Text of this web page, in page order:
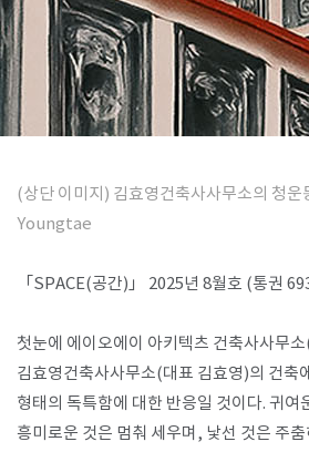
(상단 이미지) 김효영건축사사무소의 청
Youngtae
「SPACE(공간)」 2025년 8월호 (통권
첫눈에 에이오에이 아키텍츠 건축사사무
김효영건축사사무소(대표 김효영)의 건축
형태의 독특함에 대한 반응일 것이다. 귀여
흥미로운 것은 멈춰 세우며, 낯선 것은 주